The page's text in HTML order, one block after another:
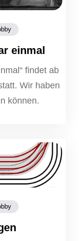
einmal
findet ab
Wir haben
können.